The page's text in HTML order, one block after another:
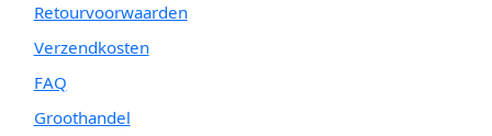
Retourvoorwaarden
Verzendkosten
FAQ
Groothandel